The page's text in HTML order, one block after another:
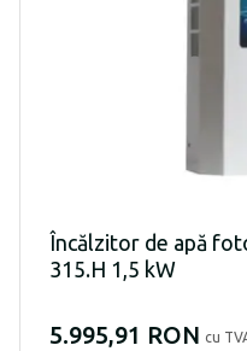
Încălzitor de apă
315.H 1,5 kW
5.995,91 RON cu